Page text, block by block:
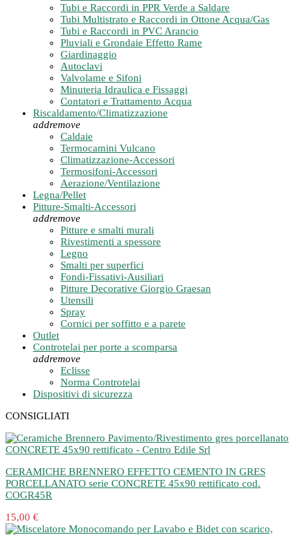
Tubi e Raccordi in PPR Verde a Saldare
Tubi Multistrato e Raccordi in Ottone Acqua/Gas
Tubi e Raccordi in PVC Arancio
Pluviali e Grondaie Effetto Rame
Giardinaggio
Autoclavi
Valvolame e Sifoni
Minuteria Idraulica e Fissaggi
Contatori e Trattamento Acqua
Riscaldamento/Climatizzazione
addremove
Caldaie
Termocamini Vulcano
Climatizzazione-Accessori
Termosifoni-Accessori
Aerazione/Ventilazione
Legna/Pellet
Pitture-Smalti-Accessori
addremove
Pitture e smalti murali
Rivestimenti a spessore
Legno
Smalti per superfici
Fondi-Fissativi-Ausiliari
Pitture Decorative Giorgio Graesan
Utensili
Spray
Cornici per soffitto e a parete
Outlet
Controtelai per porte a scomparsa
addremove
Eclisse
Norma Controtelai
Dispositivi di sicurezza
CONSIGLIATI
CERAMICHE BRENNERO EFFETTO CEMENTO IN GRES
PORCELLANATO serie CONCRETE 45x90 rettificato cod.
COGR45R
15,00 €